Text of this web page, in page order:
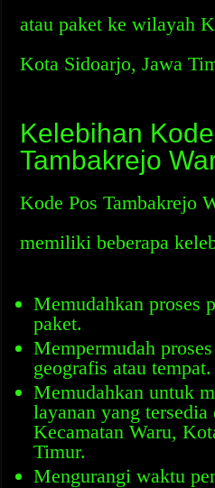
atau paket ke wilayah
Kota Sidoarjo, Jawa
Kelebihan
Tambakrejo
Kode Pos Tambakrejo
memiliki beberapa
Memudahkan proses
paket.
Mempermudah
geografis atau tempat.
Memudahkan untuk
layanan yang
Kecamatan Waru,
Timur.
Mengurangi waktu